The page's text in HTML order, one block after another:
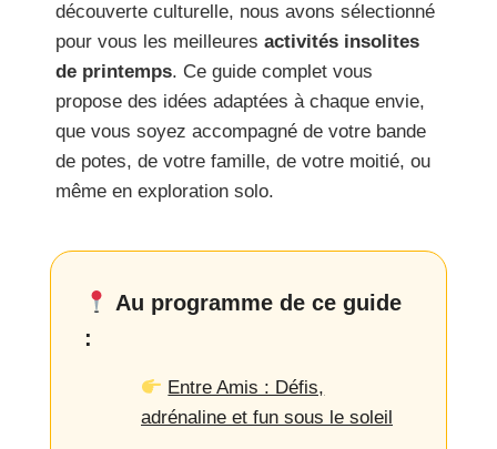
découverte culturelle, nous avons sélectionné
pour vous les meilleures activités insolites
de printemps. Ce guide complet vous
propose des idées adaptées à chaque envie,
que vous soyez accompagné de votre bande
de potes, de votre famille, de votre moitié, ou
même en exploration solo.
Au programme de ce guide
:
Entre Amis : Défis,
adrénaline et fun sous le soleil